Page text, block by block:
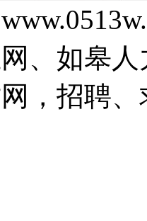
、如皋
，招聘